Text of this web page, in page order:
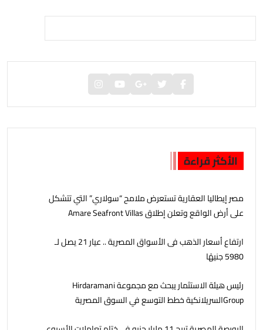
الأكثر قراءة
مصر إيطاليا العقارية تستعرض ملامح “سولاري” التي تتشكل
على أرض الواقع وتعلن إطلاق Amare Seafront Villas
ارتفاع أسعار الذهب فى الأسواق المصرية .. عيار 21 يصل لـ
5980 جنيهًا
رئيس هيئة الاستثمار يبحث مع مجموعة Hirdaramani
Groupالسريلانكية خطط التوسع في السوق المصرية